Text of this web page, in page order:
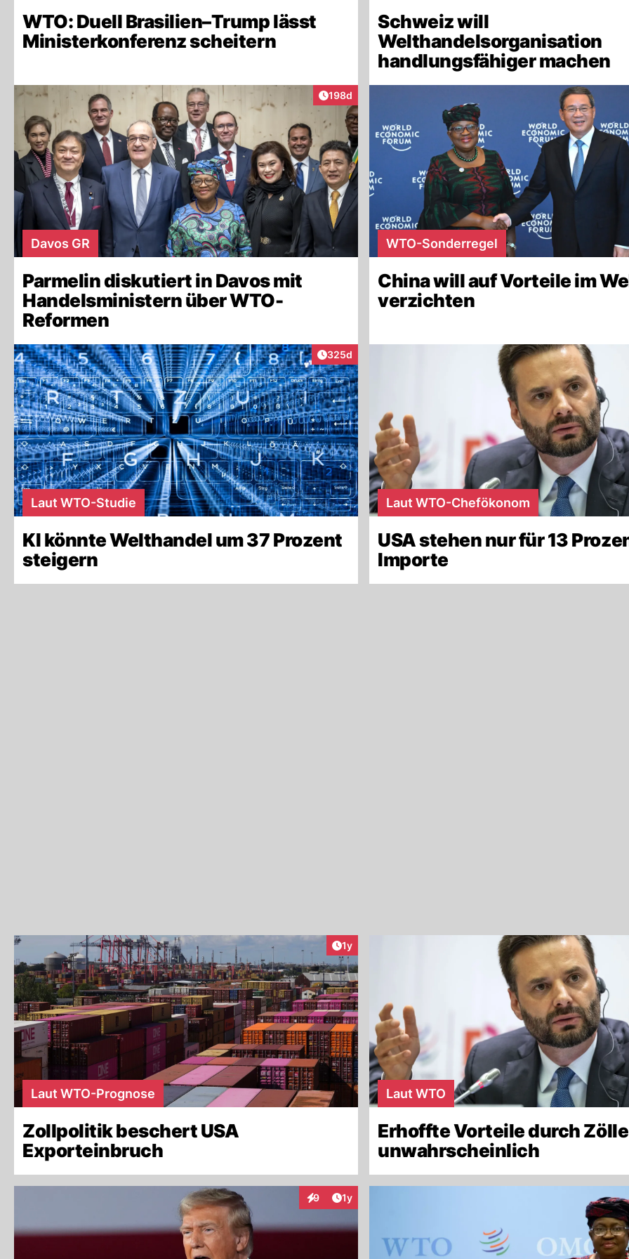
WTO: Duell Brasilien–Trump lässt
Ministerkonferenz scheitern
Schweiz will
Welthandelsorganisation
handlungsfähiger machen
Artikel veröffentlicht:
198d
Davos GR
Parmelin diskutiert in Davos mit
Handelsministern über WTO-
Reformen
WTO-Sonderregel
China will auf Vorteile im
verzichten
Artikel veröffentlicht:
325d
Laut WTO-Studie
KI könnte Welthandel um 37 Prozent
steigern
Laut WTO-Chefökonom
USA stehen nur für 13
Importe
Artikel veröffentlicht:
1y
Laut WTO-Prognose
Zollpolitik beschert USA
Exporteinbruch
Laut WTO
Erhoffte Vorteile durch Zölle
unwahrscheinlich
9
InteraktionenArtikel veröffentlicht:
1y